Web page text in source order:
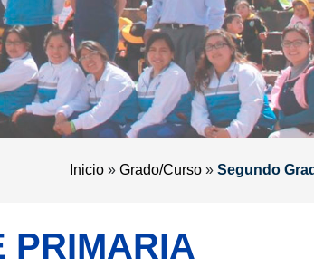
Inicio » Grado/Curso » Segundo
PRIMARIA